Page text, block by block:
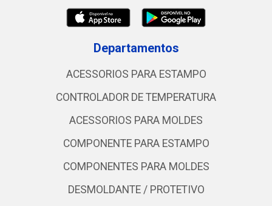
Departamentos
ACESSORIOS PARA ESTAMPO
CONTROLADOR DE TEMPERATURA
ACESSORIOS PARA MOLDES
COMPONENTE PARA ESTAMPO
COMPONENTES PARA MOLDES
DESMOLDANTE / PROTETIVO